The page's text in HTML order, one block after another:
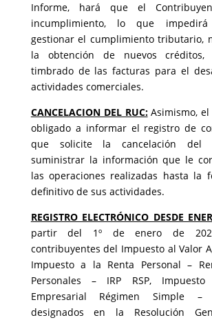
Informe, hará que el
incumplimiento, lo que
gestionar el cumplimiento tributario,
la obtención de nuevos
timbrado de las facturas para el
actividades comerciales.
CANCELACION DEL RUC:Asimismo,
obligado a informar el registro de
que solicite la cancelación del
suministrar la información que le
las operaciones realizadas hasta la
definitivo de sus actividades.
REGISTRO ELECTRÓNICO DESDE
partir del 1º de enero de
contribuyentes del Impuesto al Valor
Impuesto a la Renta Personal –
Personales – IRP RSP,
Empresarial Régimen Simple –
designados en la Resolución